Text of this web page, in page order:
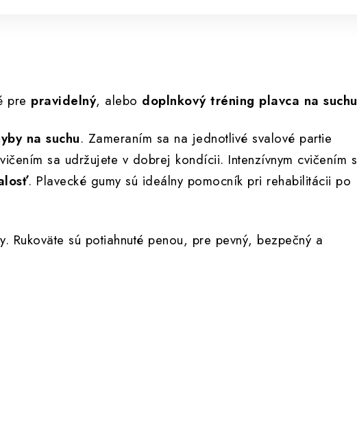
pre pravidelný, alebo doplnkový tréning plavca na suchu
na suchu. Zameraním sa na jednotlivé svalové partie
sa udržujete v dobrej kondícii. Intenzívnym cvičením s
. Plavecké gumy sú ideálny pomocník pri rehabilitácii po
sú potiahnuté penou, pre pevný, bezpečný a